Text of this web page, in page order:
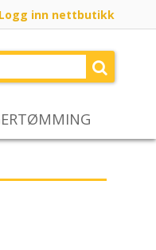
Logg inn nettbutikk